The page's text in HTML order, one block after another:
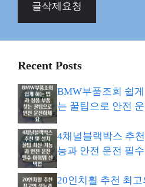
글삭제요청
Recent Posts
BMW부품조회 쉽
는 꿀팁으로 안전
4채널블랙박스 추
능과 안전 운전 필
20인치휠 추천 최